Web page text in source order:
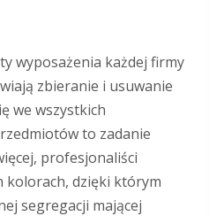
wyposażenia każdej firmy
zbieranie i usuwanie
we wszystkich
to zadanie
profesjonaliści
kolorach, dzięki którym
segregacji mającej